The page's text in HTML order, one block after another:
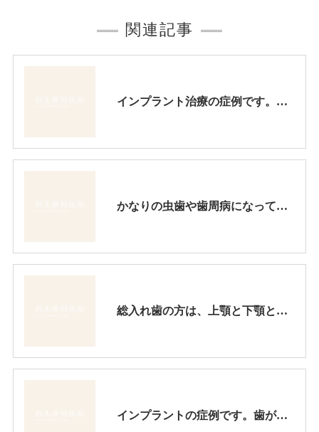
関連記事
インプラント治療の症例です。インプラントは歯が欠損した後のベストの治療法です。
かなりの虫歯や歯周病になっても出来るだけ歯は保存したいですが、歯をどうしても抜かなければならない場合があります。このような時に伝統的な入れ歯やブリッジなどによって欠損部を回復する方法がありますが、条件が合えば、インプラント治療が一番具合が良い治療法です。
総入れ歯の方は、上顎と下顎との位置関係が不明瞭ですからこの正しい位置を求めることが大切です。これが決まると良い入れ歯への道が開けます。そのために予め治療用の入れ歯を作ることが肝要です。
インプラントの症例です。歯が抜けた所を入れ歯で治すかどうか、患者様は迷われましたが、総合的に判断して結局インプラントを選択されました。